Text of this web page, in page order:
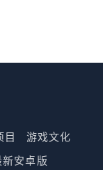
目
游戏文化
安卓版